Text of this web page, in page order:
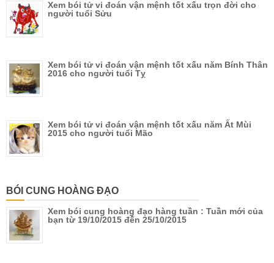
Xem bói tử vi đoán vận mệnh tốt xấu trọn đời cho
người tuổi Sửu
Xem bói tử vi đoán vận mệnh tốt xấu năm Bính Thân
2016 cho người tuổi Tỵ
Xem bói tử vi đoán vận mệnh tốt xấu năm Ất Mùi
2015 cho người tuổi Mão
BÓI CUNG HOÀNG ĐẠO
Xem bói cung hoàng đạo hàng tuần : Tuần mới của
bạn từ 19/10/2015 đến 25/10/2015